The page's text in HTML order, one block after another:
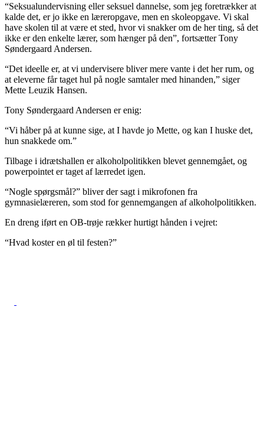
“Seksualundervisning eller seksuel dannelse, som jeg foretrækker at
kalde det, er jo ikke en læreropgave, men en skoleopgave. Vi skal
have skolen til at være et sted, hvor vi snakker om de her ting, så det
ikke er den enkelte lærer, som hænger på den”, fortsætter Tony
Søndergaard Andersen.
“Det ideelle er, at vi undervisere bliver mere vante i det her rum, og
at eleverne får taget hul på nogle samtaler med hinanden,” siger
Mette Leuzik Hansen.
Tony Søndergaard Andersen er enig:
“Vi håber på at kunne sige, at I havde jo Mette, og kan I huske det,
hun snakkede om.”
Tilbage i idrætshallen er alkoholpolitikken blevet gennemgået, og
powerpointet er taget af lærredet igen.
“Nogle spørgsmål?” bliver der sagt i mikrofonen fra
gymnasielæreren, som stod for gennemgangen af alkoholpolitikken.
En dreng iført en OB-trøje rækker hurtigt hånden i vejret:
“Hvad koster en øl til festen?”